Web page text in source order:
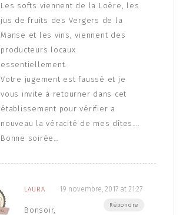
Les softs viennent de la Loère, les
jus de fruits des Vergers de la
Manse et les vins, viennent des
producteurs locaux
essentiellement.
Votre jugement est faussé et je
vous invite à retourner dans cet
établissement pour vérifier a
nouveau la véracité de mes dîtes….
Bonne soirée…
LAURA 19 novembre, 2017 at 21:27
Répondre
Bonsoir,